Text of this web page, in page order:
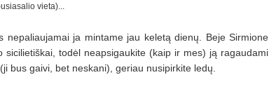
vieta)...
nepaliaujamai ja mintame jau keletą dienų. Beje Sirmione
sicilietiškai, todėl neapsigaukite (kaip ir mes) ją ragaudami
bus gaivi, bet neskani), geriau nusipirkite ledų.